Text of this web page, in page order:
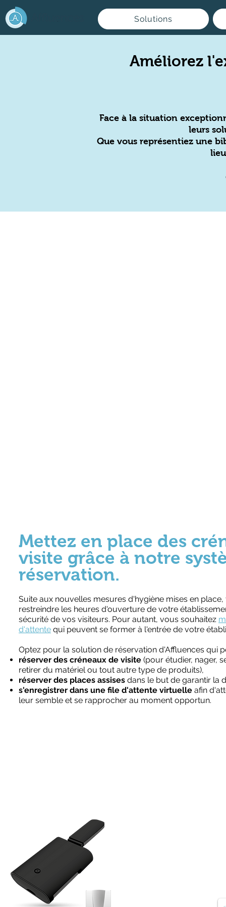
Solutions
Améliorez
Face à la situation
leurs
Que vous représentiez une
Mettez en place des
visite grâce à notre
réservation.
Suite aux nouvelles mesures d'hygiène mises en
restreindre les heures d'ouverture de votre
sécurité de vos visiteurs. Pour autant, vous souhaitez
d'attente qui peuvent se former à l'entrée de votre
Optez pour la solution de réservation d'Affluences qui
réserver des créneaux de visite (pour étudier, nager,
retirer du matériel ou tout autre type de produits),
réserver des places assises dans le but de garantir la
s'enregistrer dans une file d'attente virtuelle afin
leur semble et se rapprocher au moment opportun.